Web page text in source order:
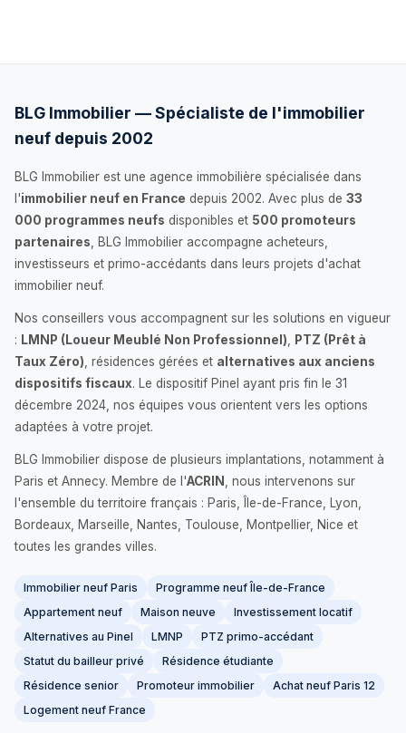
BLG Immobilier — Spécialiste de l'immobilier
neuf depuis 2002
BLG Immobilier est une agence immobilière spécialisée dans
l'immobilier neuf en France depuis 2002. Avec plus de 33
000 programmes neufs disponibles et 500 promoteurs
partenaires , BLG Immobilier accompagne acheteurs,
investisseurs et primo-accédants dans leurs projets d'achat
immobilier neuf.
Nos conseillers vous accompagnent sur les solutions en vigueur
: LMNP (Loueur Meublé Non Professionnel)
PTZ (Prêt à
Taux Zéro) , résidences gérées et alternatives aux anciens
dispositifs fiscaux. Le dispositif Pinel ayant pris fin le 31
décembre 2024, nos équipes vous orientent vers les options
adaptées à votre projet.
BLG Immobilier dispose de plusieurs implantations, notamment à
Paris et Annecy. Membre de l'ACRIN
, nous intervenons sur
l'ensemble du territoire français : Paris, Île-de-France, Lyon,
Bordeaux, Marseille, Nantes, Toulouse, Montpellier, Nice et
toutes les grandes villes.
Immobilier neuf Paris
Programme neuf Île-de-France
Appartement neuf
Maison neuve
Investissement locatif
Alternatives au Pinel
LMNP
PTZ primo-accédant
Statut du bailleur privé
Résidence étudiante
Résidence senior
Promoteur immobilier
Achat neuf Paris 12
Logement neuf France